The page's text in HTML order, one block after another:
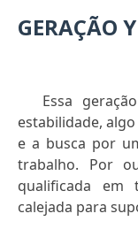
GERAÇÃO
Essa
estabilidade,
e a busca por
trabalho. Por
qualificada em
calejada para